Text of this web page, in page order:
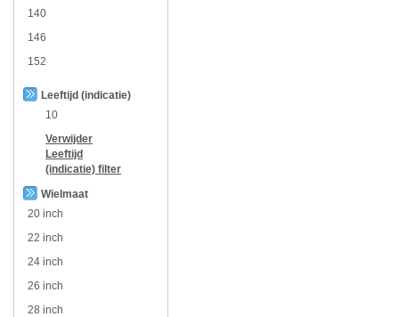
140
146
152
Leeftijd (indicatie)
10
Verwijder
Leeftijd
(indicatie) filter
Wielmaat
20 inch
22 inch
24 inch
26 inch
28 inch